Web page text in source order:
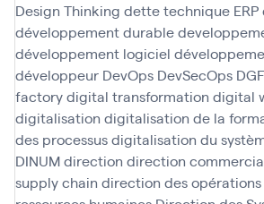
Design Thinking dette technique ERP
développement durable
développement logiciel
développeur DevOps DevSecOps
factorydigital transformation digital
digitalisation digitalisation de la
des processusdigitalisation du
DINUMdirection direction
supply chain direction des opérations